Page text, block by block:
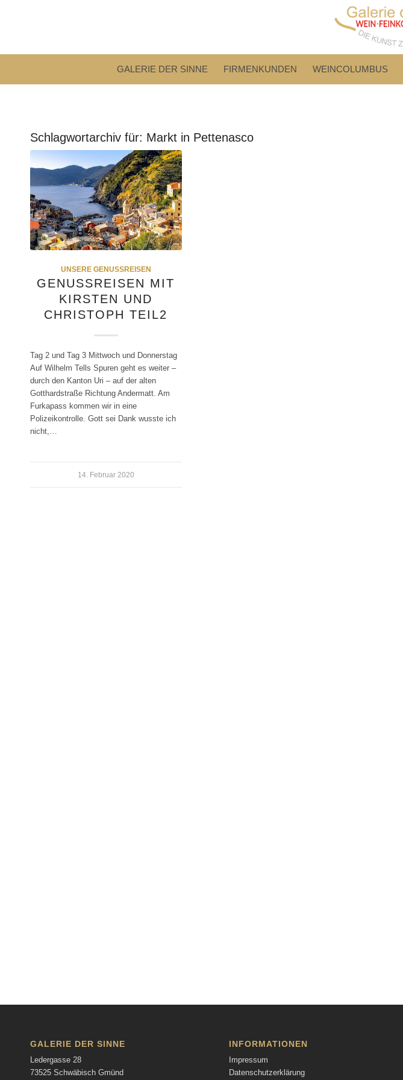
GALERIE DER SINNE FIRMENKUNDEN WEINCOLUMBUS
Schlagwortarchiv für: Markt in Pettenasco
UNSERE GENUSSREISEN
GENUSSREISEN MIT
KIRSTEN UND
CHRISTOPH TEIL2
Tag 2 und Tag 3 Mittwoch und Donnerstag
Auf Wilhelm Tells Spuren geht es weiter –
durch den Kanton Uri – auf der alten
Gotthardstraße Richtung Andermatt. Am
Furkapass kommen wir in eine
Polizeikontrolle. Gott sei Dank wusste ich
nicht,…
14. Februar 2020
GALERIE DER SINNE
Ledergasse 28
73525 Schwäbisch Gmünd
INFORMATIONEN
Impressum
Datenschutzerklärung